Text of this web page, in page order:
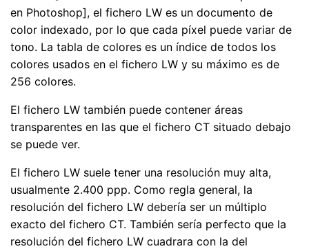
en Photoshop], el fichero LW es un documento de
color indexado, por lo que cada píxel puede variar de
tono. La tabla de colores es un índice de todos los
colores usados en el fichero LW y su máximo es de
256 colores.
El fichero LW también puede contener áreas
transparentes en las que el fichero CT situado debajo
se puede ver.
El fichero LW suele tener una resolución muy alta,
usualmente 2.400 ppp. Como regla general, la
resolución del fichero LW debería ser un múltiplo
exacto del fichero CT. También sería perfecto que la
resolución del fichero LW cuadrara con la del